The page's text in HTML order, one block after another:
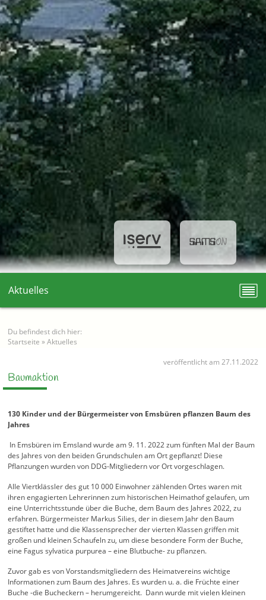
Aktuelles
Du befindest dich hier:
Startseite »Aktuelles
veröffentlicht am 27.11.2022
Baumaktion
130 Kinder und der Bürgermeister von Emsbüren pflanzen Baum des
Jahres
In Emsbüren im Emsland wurde am 9. 11. 2022 zum fünften Mal der Baum
des Jahres von den beiden Grundschulen am Ort gepflanzt! Diese
Pflanzungen wurden von DDG-Mitgliedern vor Ort vorgeschlagen.
Alle Viertklässler des gut 10 000 Einwohner zählenden Ortes waren mit
ihren engagierten Lehrerinnen zum historischen Heimathof gelaufen, um
eine Unterrichtsstunde über die Buche, dem Baum des Jahres 2022, zu
erfahren. Bürgermeister Markus Silies, der in diesem Jahr den Baum
gestiftet hatte und die Klassensprecher der vierten Klassen griffen mit
großen und kleinen Schaufeln zu, um diese besondere Form der Buche,
eine Fagus sylvatica purpurea – eine Blutbuche- zu pflanzen.
Zuvor gab es von Vorstandsmitgliedern des Heimatvereins wichtige
Informationen zum Baum des Jahres. Es wurden u. a. die Früchte einer
Buche -die Bucheckern – herumgereicht. Dann wurde mit vielen kleinen